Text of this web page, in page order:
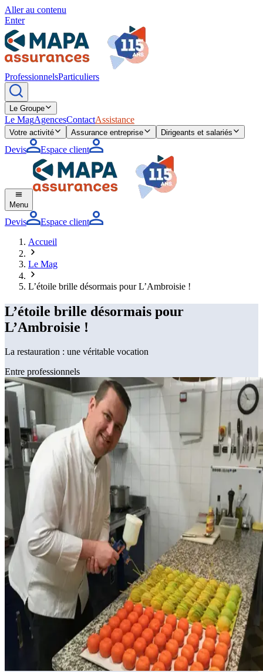
Aller au contenu
Enter
ProfessionnelsParticuliers
Le Groupe
Le MagAgencesContactAssistance
Votre activité Assurance entreprise Dirigeants et salariés
Devis Espace client
Menu
Devis
Espace client
Accueil
Le Mag
L’étoile brille désormais pour L’Ambroisie !
L’étoile brille désormais pour
L’Ambroisie !
La restauration : une véritable vocation
Entre professionnels